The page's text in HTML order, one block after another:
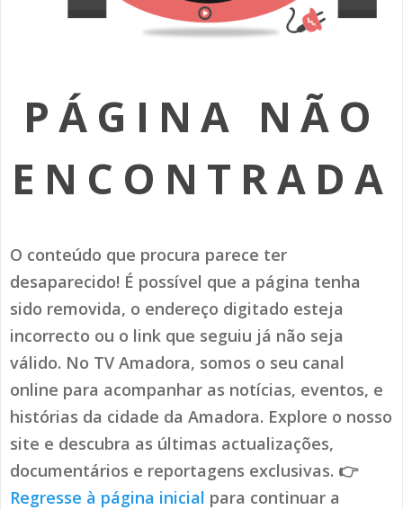
SOMOS TODOS EUROPEUS
AMADORA LIGA À RESILIÊNCIA
(RE) PENSAMENTOS
HISTÓRIAS DE ABRIL
PÁGINA NÃO
ENCONTRADA
O conteúdo que procura parece ter
desaparecido! É possível que a página tenha
sido removida, o endereço digitado esteja
incorrecto ou o link que seguiu já não seja
válido. No TV Amadora, somos o seu canal
online para acompanhar as notícias, eventos, e
histórias da cidade da Amadora. Explore o nosso
site e descubra as últimas actualizações,
documentários e reportagens exclusivas. 👉
Regresse à página inicial para continuar a